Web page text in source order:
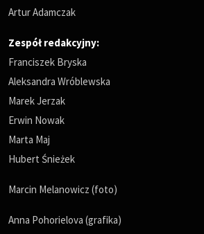
Artur Adamczak
Zespół redakcyjny:
Franciszek Bryska
Aleksandra Wróblewska
Marek Jerzak
Erwin Nowak
Marta Maj
Hubert Śnieżek
Marcin Melanowicz (foto)
Anna Pohorielova (grafika)